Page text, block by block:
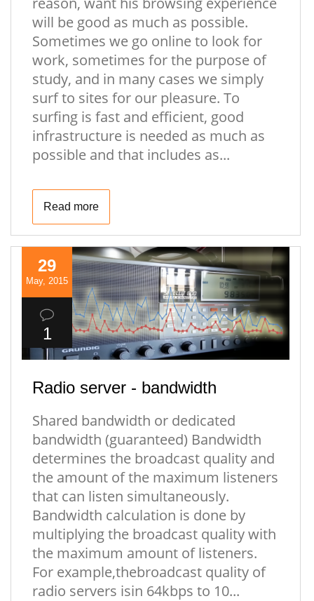
will be good as much as possible.
Sometimes we go online to look for
work, sometimes for the purpose of
study, and in many cases we simply
surf to sites for our pleasure. To
surfing is fast and efficient, good
infrastructure is needed as much as
possible and that includes as...
Read more
29
May, 2015
1
Radio server - bandwidth
Shared bandwidth or dedicated
bandwidth (guaranteed) Bandwidth
determines the broadcast quality and
the amount of the maximum listeners
that can listen simultaneously.
Bandwidth calculation is done by
multiplying the broadcast quality with
the maximum amount of listeners.
For example,thebroadcast quality of
radio servers isin 64kbps to 10...